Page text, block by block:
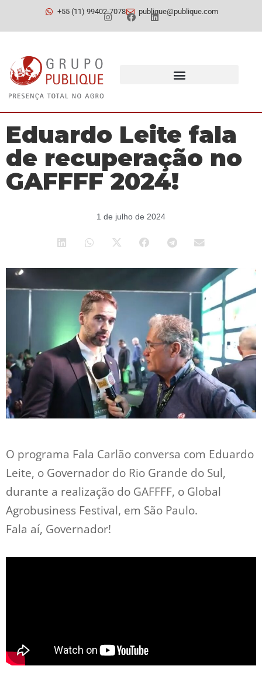
+55 (11) 99402-7078 publique@publique.com
Eduardo Leite fala
de recuperação no
GAFFFF 2024!
1 de julho de 2024
O programa Fala Carlão conversa com Eduardo
Leite, o Governador do Rio Grande do Sul,
durante a realização do GAFFFF, o Global
Agrobusiness Festival, em São Paulo.
Fala aí, Governador!